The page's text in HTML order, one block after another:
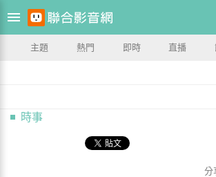
主題 熱門 即時 直播
時事
分